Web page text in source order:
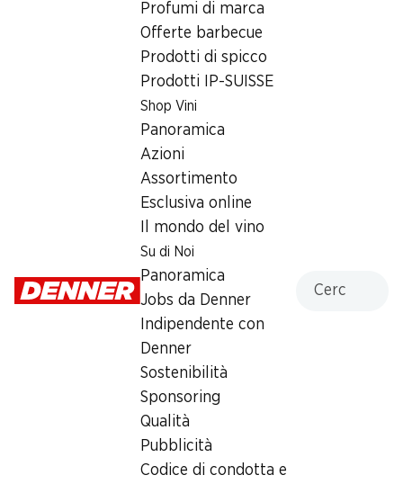
Profumi di marca
Offerte barbecue
Prodotti di spicco
Prodotti IP-SUISSE
Shop Vini
Panoramica
Azioni
Assortimento
Esclusiva online
Il mondo del vino
Su di Noi
Panoramica
Jobs da Denner
Indipendente con
Denner
Sostenibilità
Sponsoring
Qualità
Pubblicità
Codice di condotta e
Seedamm-Center 0, 8808 Pfäffikon
Alle indicazioni stradali
Orari di apertura
Venerdì 08:00 - 21:00
Orari di apertura speciali